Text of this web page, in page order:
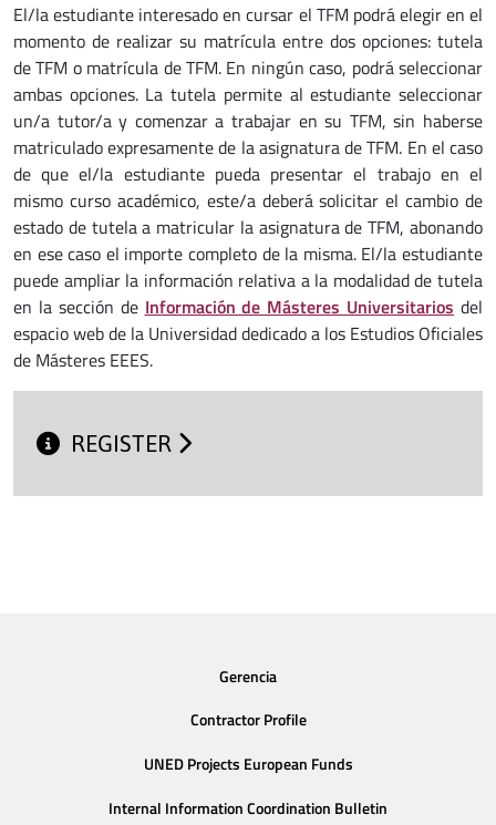
El/la estudiante interesado en cursar el TFM podrá elegir en el
momento de realizar su matrícula entre dos opciones: tutela
de TFM o matrícula de TFM. En ningún caso, podrá seleccionar
ambas opciones. La tutela permite al estudiante seleccionar
un/a tutor/a y comenzar a trabajar en su TFM, sin haberse
matriculado expresamente de la asignatura de TFM. En el caso
de que el/la estudiante pueda presentar el trabajo en el
mismo curso académico, este/a deberá solicitar el cambio de
estado de tutela a matricular la asignatura de TFM, abonando
en ese caso el importe completo de la misma. El/la estudiante
puede ampliar la información relativa a la modalidad de tutela
en la sección de Información de Másteres Universitarios del
espacio web de la Universidad dedicado a los Estudios Oficiales
de Másteres EEES.
REGISTER
Gerencia
Contractor Profile
UNED Projects European Funds
Internal Information Coordination Bulletin